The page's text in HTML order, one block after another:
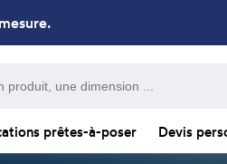
prêtes-à-poser Devis